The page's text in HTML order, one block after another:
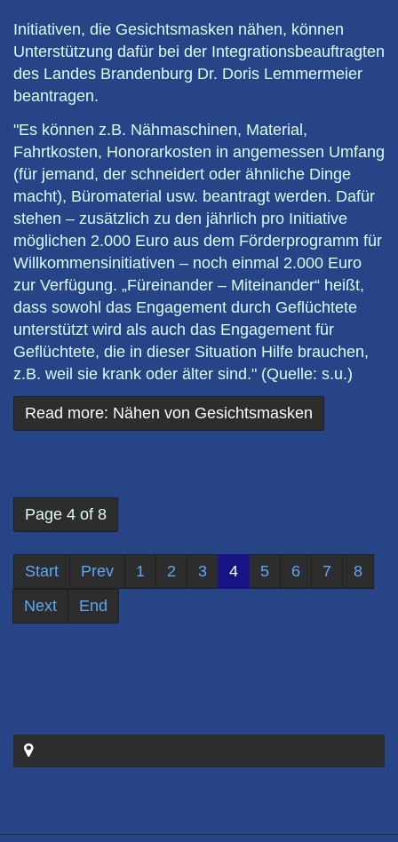
Initiativen, die Gesichtsmasken nähen, können
Unterstützung dafür bei der Integrationsbeauftragten
des Landes Brandenburg Dr. Doris Lemmermeier
beantragen.
"Es können z.B. Nähmaschinen, Material,
Fahrtkosten, Honorarkosten in angemessen Umfang
(für jemand, der schneidert oder ähnliche Dinge
macht), Büromaterial usw. beantragt werden. Dafür
stehen – zusätzlich zu den jährlich pro Initiative
möglichen 2.000 Euro aus dem Förderprogramm für
Willkommensinitiativen – noch einmal 2.000 Euro
zur Verfügung. „Füreinander – Miteinander“ heißt,
dass sowohl das Engagement durch Geflüchtete
unterstützt wird als auch das Engagement für
Geflüchtete, die in dieser Situation Hilfe brauchen,
z.B. weil sie krank oder älter sind." (Quelle: s.u.)
Read more: Nähen von Gesichtsmasken
Page 4 of 8
Start Prev 1 2 3 4 5 6 7
8
Next
End